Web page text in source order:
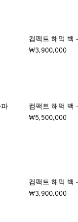
컴팩트 해먹 백
₩3,900,000
컴팩트 해먹 백
₩5,500,000
컴팩트 해먹 백
₩3,900,000